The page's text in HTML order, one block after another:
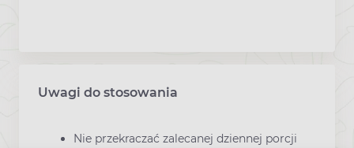
Uwagi do stosowania
Nie przekraczać zalecanej dziennej porcji